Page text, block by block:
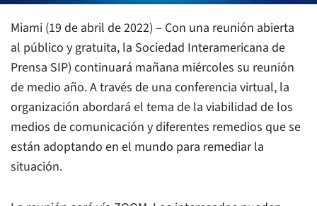
Miami (19 de abril de 2022) – Con una reunión abierta
al público y gratuita, la Sociedad Interamericana de
Prensa SIP) continuará mañana miércoles su reunión
de medio año. A través de una conferencia virtual, la
organización abordará el tema de la viabilidad de los
medios de comunicación y diferentes remedios que se
están adoptando en el mundo para remediar la
situación.